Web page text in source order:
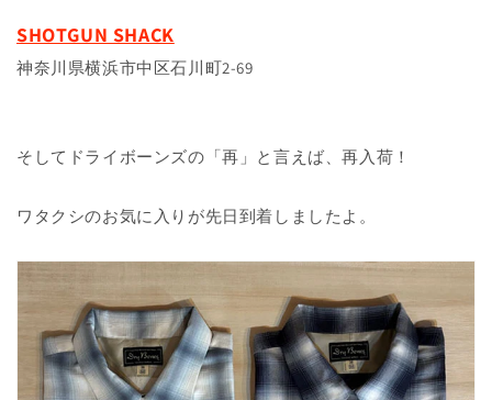
SHOTGUN SHACK
神奈川県横浜市中区石川町2-69
そしてドライボーンズの「再」と言えば、再入荷！
ワタクシのお気に入りが先日到着しましたよ。